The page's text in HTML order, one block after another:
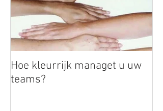
Hoe kleurrijk managet u uw
teams?